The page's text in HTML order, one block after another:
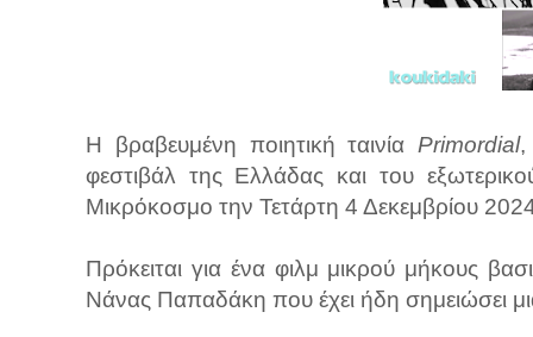
Η βραβευμένη ποιητική ταινία Primordial,
φεστιβάλ της Ελλάδας και του
Μικρόκοσμο την Τετάρτη 4 Δεκεμβρίου
Πρόκειται για ένα φιλμ μικρού μήκους
Νάνας Παπαδάκη που έχει ήδη σημειώσει